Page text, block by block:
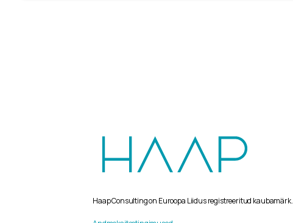
Haap Consulting on Euroopa Liidus registreeritud kaubamärk.